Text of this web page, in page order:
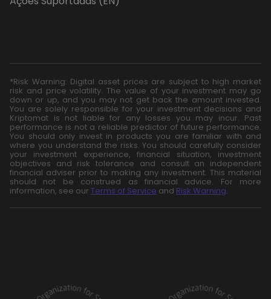
*Risk Warning: Digital asset prices are subject to high market
risk and price volatility. The value of your investment may go
down or up, and you may not get back the amount invested.
You are solely responsible for your investment decisions and
Kriptomat is not liable for any losses you may incur. Past
performance is not a reliable predictor of future performance.
You should only invest in products you are familiar with and
where you understand the risks. You should carefully consider
your investment experience, financial situation, investment
objectives and risk tolerance and consult an independent
financial adviser prior to making any investment. This material
should not be construed as financial advice. For more
information, see our Terms of Service and Risk Warning.